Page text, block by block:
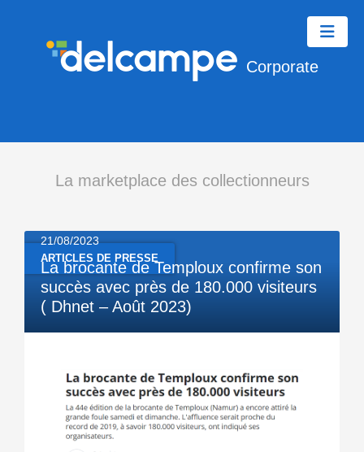
Corporate
La marketplace des collectionneurs
ARTICLES DE PRESSE
21/08/2023
La brocante de Temploux confirme son
succès avec près de 180.000 visiteurs
( Dhnet – Août 2023)